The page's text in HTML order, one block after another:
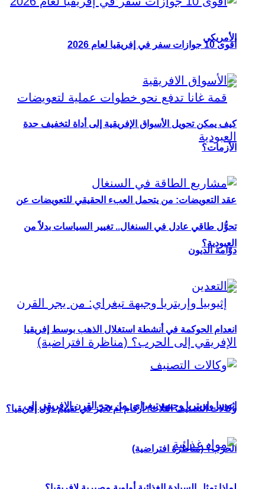
الأمريكي
عقد التعويضات: من يتحمل العبء الحقيقي للتعويضات عن
العبودية؟
إثيوبيا وإريتريا وجبهة تيغراي: من يجر القرن الإفريقي إلى
الحرب؟ (مناظرة افتراضية)
أقوى 10 جوازات سفر في إفريقيا لعام 2026
كيف يمكن تحويل الأسواق الإفريقية إلى أداة لتخفيف حدة
الأزمات؟
تحوُّل طاقي عادل في السنغال.. تغيير السياسات بدلاً من
دوّامة الديون
انعدام الحوكمة في أنشطة استغلال الذهب بوسط إفريقيا
وكالات التصنيف الثلاث: أرقام أم تحيّز في تقييم دول إفريقيا؟